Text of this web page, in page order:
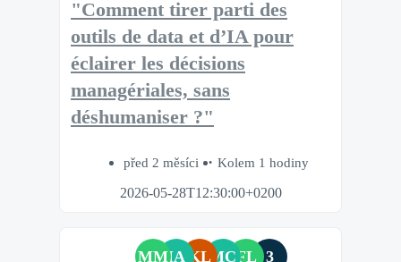
"Comment tirer parti des
outils de data et d’IA pour
éclairer les décisions
managériales, sans
déshumaniser ?"
před 2 měsíci
Kolem 1 hodiny
2026-05-28T12:30:00+0200
MMIA KLMC FL 3